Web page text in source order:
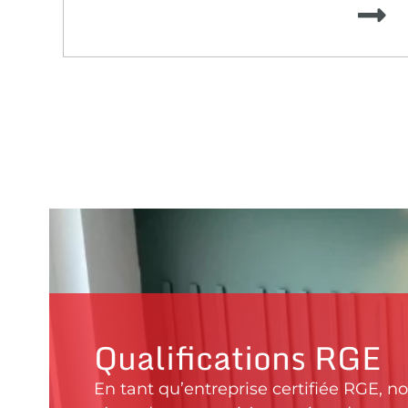
Qualifications RGE
En tant qu’entreprise certifiée RGE,